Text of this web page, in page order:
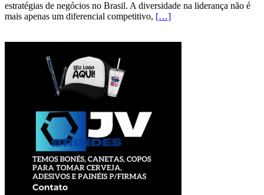
estratégias de negócios no Brasil. A diversidade na liderança não é
mais apenas um diferencial competitivo, […]